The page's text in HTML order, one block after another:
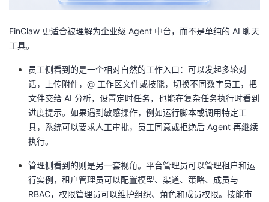
FinClaw 更适合被理解为企业级 Agent 中台，而不是单纯的 AI 聊天
工具。
员工侧看到的是一个相对自然的工作入口：可以发起多轮对
话，上传附件，@ 工作区文件或技能，切换不同数字员工，把
文件交给 AI 分析，设置定时任务，也能在复杂任务执行时看到
进度提示。如果遇到敏感操作，例如运行脚本或调用特定工
具，系统可以要求人工审批，员工同意或拒绝后 Agent 再继续
执行。
管理侧看到的则是另一套视角。平台管理员可以管理租户和运
行实例，租户管理员可以配置模型、渠道、策略、成员与
RBAC，权限管理员可以维护组织、角色和成员权限。技能市